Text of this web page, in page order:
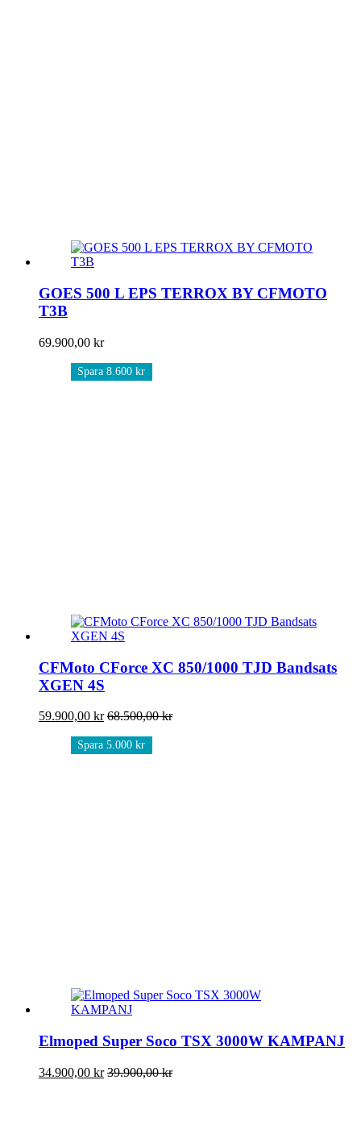
GOES 500 L EPS TERROX BY CFMOTO
T3B
69.900,00 kr
Spara 8.600 kr
CFMoto CForce XC 850/1000 TJD Bandsats
XGEN 4S
59.900,00 kr 68.500,00kr
Spara 5.000 kr
Elmoped Super Soco TSX 3000W KAMPANJ
34.900,00 kr 39.900,00kr